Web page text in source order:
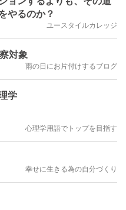
やるのか？
ユースタイルカレッジ
対象
雨の日にお片付けするブログ
学
心理学用語でトップを目指す
幸せに生きる為の自分づくり